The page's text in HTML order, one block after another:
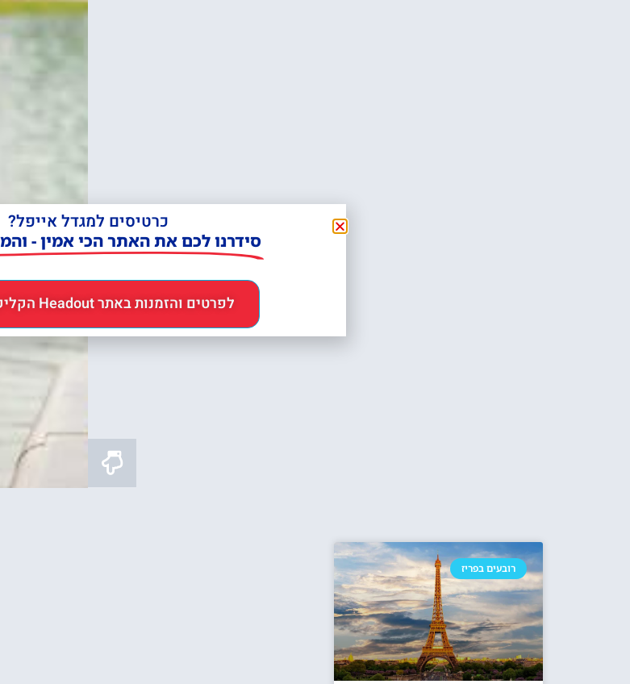
רובעים בפריז
כרטיסים למגדל אייפל?
סידרנו לכם את האתר הכי אמין -
לפרטים והזמנות באתר Headout הקליקו עליי 😊